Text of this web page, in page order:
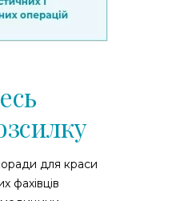
для краси
фахівців